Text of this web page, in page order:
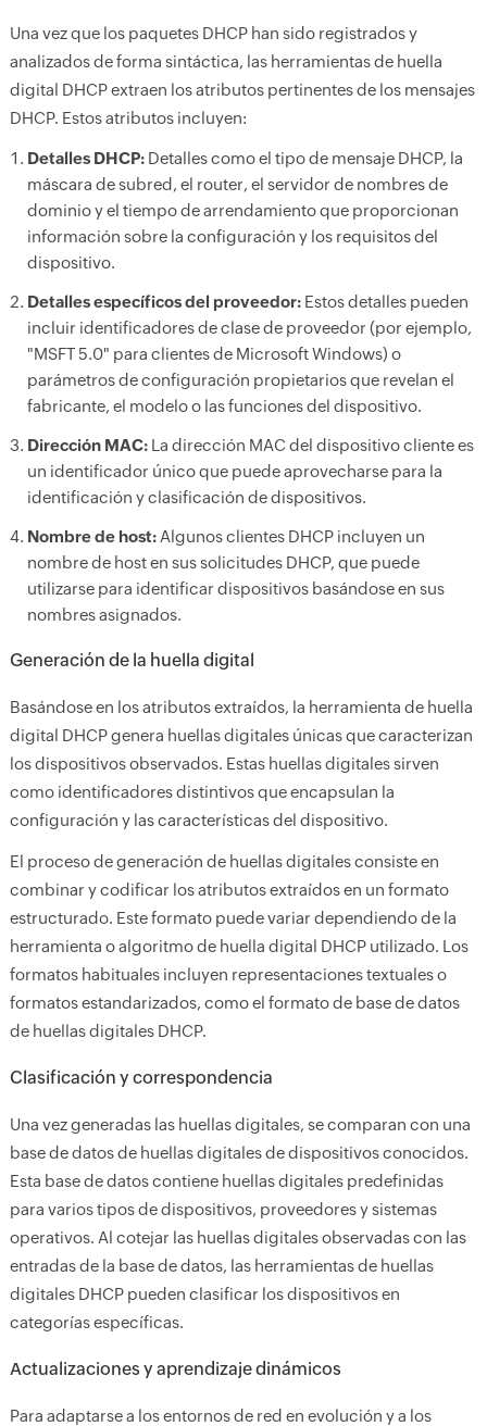
Una vez que los paquetes DHCP han sido registrados y
analizados de forma sintáctica, las herramientas de huella
digital DHCP extraen los atributos pertinentes de los mensajes
DHCP. Estos atributos incluyen:
Detalles DHCP:Detalles como el tipo de mensaje DHCP, la
máscara de subred, el router, el servidor de nombres de
dominio y el tiempo de arrendamiento que proporcionan
información sobre la configuración y los requisitos del
dispositivo.
Detalles específicos del proveedor:Estos detalles pueden
incluir identificadores de clase de proveedor (por ejemplo,
"MSFT 5.0" para clientes de Microsoft Windows) o
parámetros de configuración propietarios que revelan el
fabricante, el modelo o las funciones del dispositivo.
Dirección MAC:La dirección MAC del dispositivo cliente es
un identificador único que puede aprovecharse para la
identificación y clasificación de dispositivos.
Nombre de host:Algunos clientes DHCP incluyen un
nombre de host en sus solicitudes DHCP, que puede
utilizarse para identificar dispositivos basándose en sus
nombres asignados.
Generación de la huella digital
Basándose en los atributos extraídos, la herramienta de huella
digital DHCP genera huellas digitales únicas que caracterizan
los dispositivos observados. Estas huellas digitales sirven
como identificadores distintivos que encapsulan la
configuración y las características del dispositivo.
El proceso de generación de huellas digitales consiste en
combinar y codificar los atributos extraídos en un formato
estructurado. Este formato puede variar dependiendo de la
herramienta o algoritmo de huella digital DHCP utilizado. Los
formatos habituales incluyen representaciones textuales o
formatos estandarizados, como el formato de base de datos
de huellas digitales DHCP.
Clasificación y correspondencia
Una vez generadas las huellas digitales, se comparan con una
base de datos de huellas digitales de dispositivos conocidos.
Esta base de datos contiene huellas digitales predefinidas
para varios tipos de dispositivos, proveedores y sistemas
operativos. Al cotejar las huellas digitales observadas con las
entradas de la base de datos, las herramientas de huellas
digitales DHCP pueden clasificar los dispositivos en
categorías específicas.
Actualizaciones y aprendizaje dinámicos
Para adaptarse a los entornos de red en evolución y a los